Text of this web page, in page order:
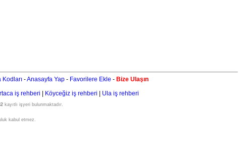
Kodları -Anasayfa Yap - Favorilere Ekle - Bize Ulaşın
iş rehberi Köyceğiz iş rehberi Ula iş rehberi
kayıtlı işyeri bulunmaktadır.
kabul etmez.